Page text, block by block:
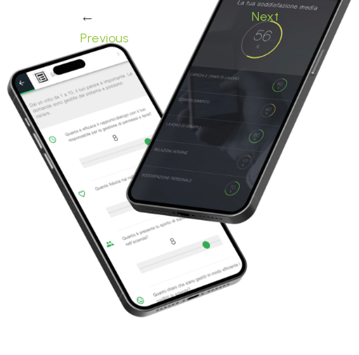
←
Previous
Next
→